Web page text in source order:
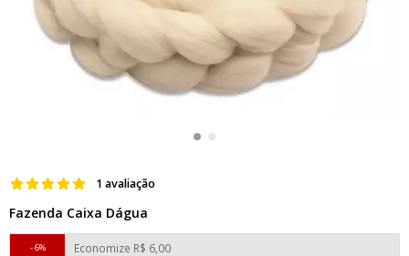
1 avaliação
Fazenda Caixa Dágua
Economize R$ 6,00
6%